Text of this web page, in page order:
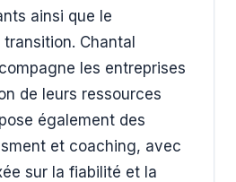
ainsi que le
Chantal
les entreprises
de leurs ressources
également des
et coaching, avec
sur la fiabilité et la